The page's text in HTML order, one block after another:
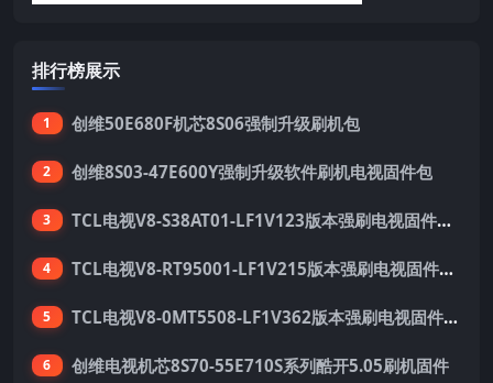
排行榜展示
1 创维50E680F机芯8S06强制升级刷机包
2 创维8S03-47E600Y强制升级软件刷机电视固件包
3 TCL电视V8-S38AT01-LF1V123版本强刷电视固件包下载
4 TCL电视V8-RT95001-LF1V215版本强刷电视固件包下载
5 TCL电视V8-0MT5508-LF1V362版本强刷电视固件包下载
6 创维电视机芯8S70-55E710S系列酷开5.05刷机固件